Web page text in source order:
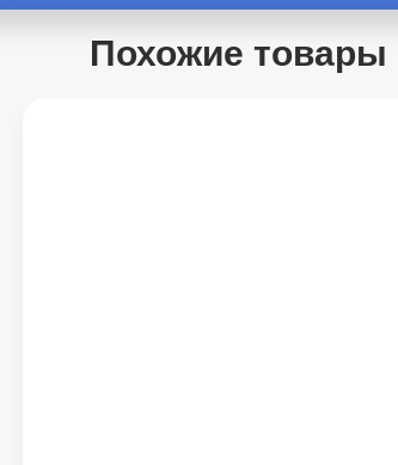
Похожие товары